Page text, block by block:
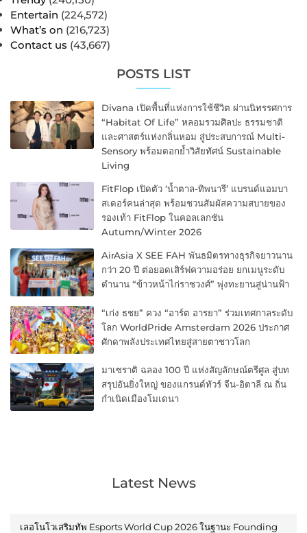
Entertain (224,572)
What’s on (216,723)
Contact us (43,667)
POSTS LIST
Divana เปิดพื้นที่แห่งการใช้ชีวิต ผ่านนิทรรศการ
“Habitat Of Life” หลอมรวมศิลปะ ธรรมชาติ
และศาสตร์แห่งกลิ่นหอม สู่ประสบการณ์ Multi-
Sensory พร้อมตอกย้ำวิสัยทัศน์ Sustainable
Living
FitFlop เปิดตัว ‘น้ำตาล-ทิพนารี’ แบรนด์แอมบา
สเดอร์คนล่าสุด พร้อมชวนสัมผัสความสบายของ
รองเท้า FitFlop ในคอลเลกชัน
Autumn/Winter 2026
AirAsia X SEE FAH พันธมิตรทางธุรกิจยาวนาน
กว่า 20 ปี ต่อยอดเสิร์ฟความอร่อย ยกเมนูระดับ
ตำนาน “ข้าวหน้าไก่ราชวงศ์” พุ่งทะยานสู่น่านฟ้า
“เก่ง ธชย” ควง “อาร์ต อารยา” ร่วมเทศกาลระดับ
โลก WorldPride Amsterdam 2026 ประกาศ
ศักดาพลังประเทศไทยสู่สายตาชาวโลก
มาเซราติ ฉลอง 100 ปี แห่งสัญลักษณ์ตรีศูล สู่บท
สรุปอันยิ่งใหญ่ ของแกรนด์ทัวร์ จีน-อิตาลี ณ ถิ่น
กำเนิดเมืองโมเดนา
Latest News
เลอโนโวเสริมทัพ Esports World Cup 2026 ในฐานะ Founding